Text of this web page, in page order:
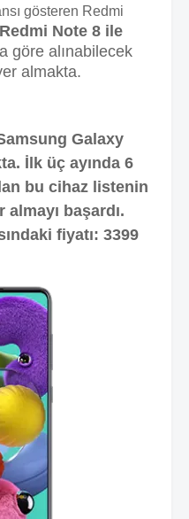
gösteren Redmi
Redmi Note 8 ile
göre alınabilecek
almakta.
Galaxy
İlk üç ayında 6
bu cihaz listenin
almayı başardı.
fiyatı: 3399